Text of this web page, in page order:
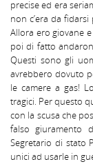
precise ed era
non c’era da
Allora ero giovane
poi di fatto
Questi sono gli
avrebbero dovuto
le camere a gas!
tragici. Per questo
con la scusa che
falso giuramento
Segretario di stato
unici ad usarle in